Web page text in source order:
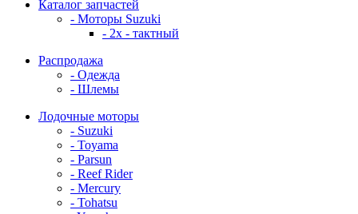
Каталог запчастей
- Моторы Suzuki
- 2x - тактный
Распродажа
- Одежда
- Шлемы
Лодочные моторы
- Suzuki
- Toyama
- Parsun
- Reef Rider
- Mercury
- Tohatsu